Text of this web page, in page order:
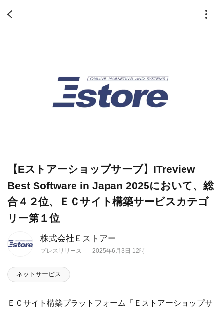
株式会社Ｅストアー
プレスリリース 2025年6月3日 12時
【Eストアーショップサーブ】ITreview
Best Software in Japan 2025において、総
合４２位、ＥＣサイト構築サービスカテゴ
リー第１位
ネットサービス
ＥＣサイト構築プラットフォーム「Ｅストアーショップサ